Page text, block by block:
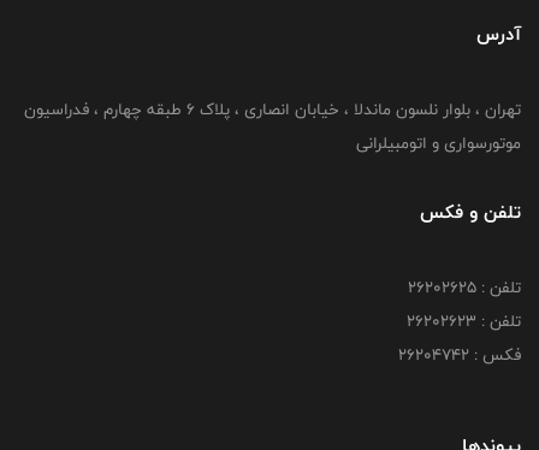
آدرس
تهران ، بلوار نلسون ماندلا ، خیابان انصاری ، پلاک ۶ طبقه چهارم ، فدراسیون
موتورسواری و اتومبیلرانی
تلفن و فکس
تلفن : ۲۶۲۰۲۶۲۵
تلفن : ۲۶۲۰۲۶۲۳
فکس : ۲۶۲۰۴۷۴۲